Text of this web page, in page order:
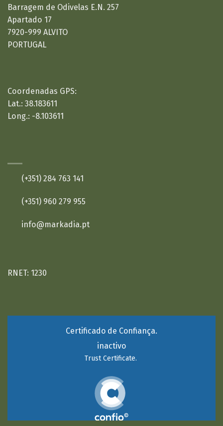
Barragem de Odivelas E.N. 257
Apartado 17
7920-999 ALVITO
PORTUGAL
Coordenadas GPS:
Lat.: 38.183611
Long.: -8.103611
(+351) 284 763 141
(+351) 960 279 955
info@markadia.pt
RNET: 1230
Certificado de Confiança.
inactivo
Trust Certificate.